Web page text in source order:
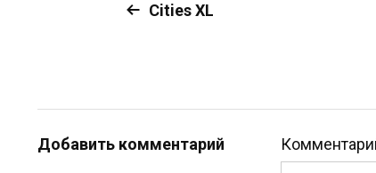
Cities XL
Добавить комментарий